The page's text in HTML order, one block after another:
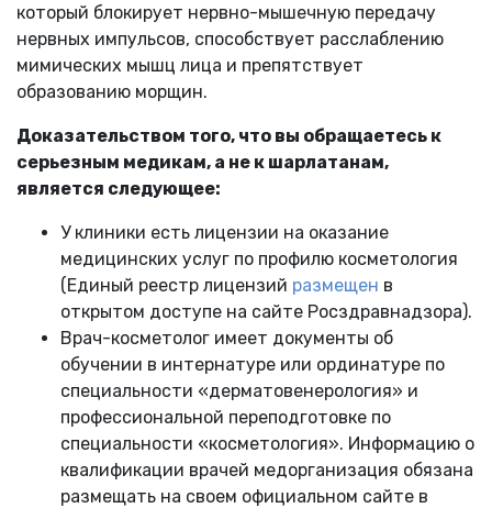
который блокирует нервно-мышечную передачу
нервных импульсов, способствует расслаблению
мимических мышц лица и препятствует
образованию морщин.
Доказательством того, что вы обращаетесь к
серьезным медикам, а не к шарлатанам,
является следующее:
У клиники есть лицензии на оказание
медицинских услуг по профилю косметология
(Единый реестр лицензий размещен в
открытом доступе на сайте Росздравнадзора).
Врач-косметолог имеет документы об
обучении в интернатуре или ординатуре по
специальности «дерматовенерология» и
профессиональной переподготовке по
специальности «косметология». Информацию о
квалификации врачей медорганизация обязана
размещать на своем официальном сайте в